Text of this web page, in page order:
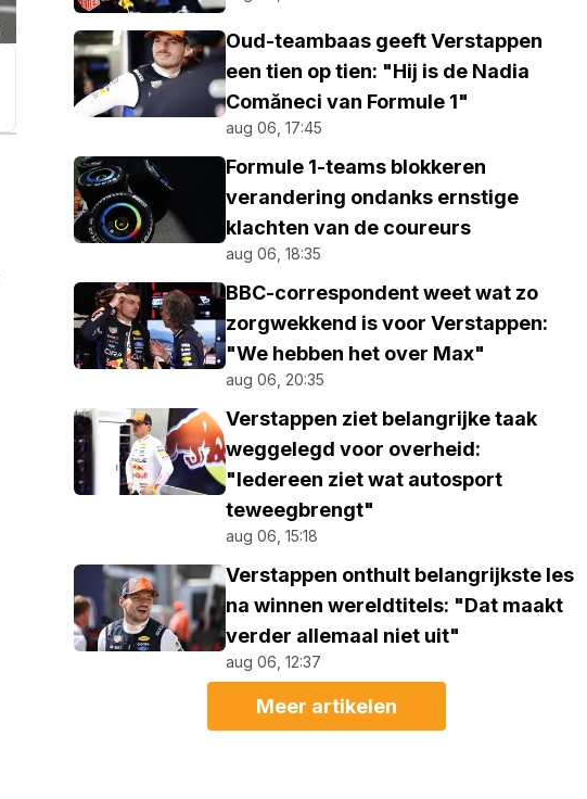
Oud-teambaas geeft Verstappen
een tien op tien: "Hij is de Nadia
Comăneci van Formule 1"
aug 06, 17:45
Formule 1-teams blokkeren
verandering ondanks ernstige
klachten van de coureurs
aug 06, 18:35
BBC-correspondent weet wat zo
zorgwekkend is voor Verstappen:
"We hebben het over Max"
aug 06, 20:35
Verstappen ziet belangrijke taak
weggelegd voor overheid:
"Iedereen ziet wat autosport
teweegbrengt"
aug 06, 15:18
Verstappen onthult belangrijkste les
na winnen wereldtitels: "Dat maakt
verder allemaal niet uit"
aug 06, 12:37
Meer artikelen